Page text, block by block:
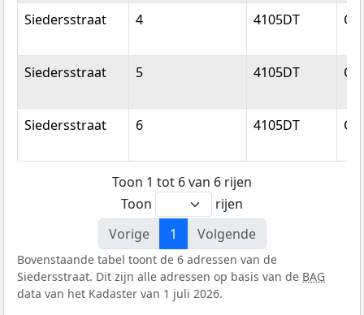
Siedersstraat 4 4105DT
Siedersstraat 5 4105DT
Siedersstraat 6 4105DT
Toon 1 tot 6 van 6 rijen
Toon
rijen
Vorige
1 Volgende
Bovenstaande tabel toont de 6 adressen van de
Siedersstraat. Dit zijn alle adressen op basis van de BAG
data van het Kadaster van 1 juli 2026.